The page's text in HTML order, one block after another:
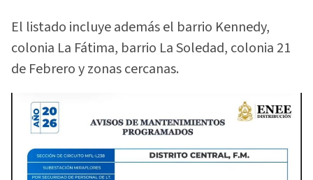
El listado incluye además el barrio Kennedy,
colonia La Fátima, barrio La Soledad, colonia 21
de Febrero y zonas cercanas.